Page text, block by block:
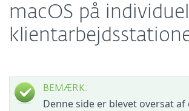
macOS på
BEMÆRK:
Denne side er blevet oversat af